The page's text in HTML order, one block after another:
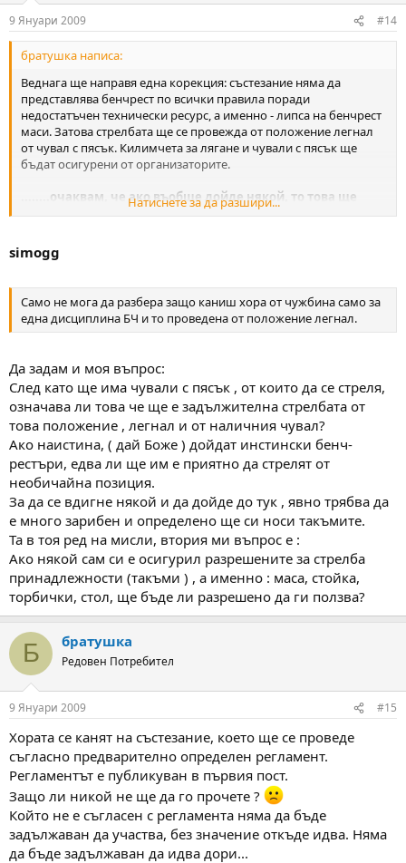
9 Януари 2009 #14
братушка написа:
Веднага ще направя една корекция: състезание няма да
представлява бенчрест по всички правила поради
недостатъчен технически ресурс, а именно - липса на бенчрест
маси. Затова стрелбата ще се провежда от положение легнал
от чувал с пясък. Килимчета за лягане и чували с пясък ще
бъдат осигурени от организаторите.
........очаквам, че ако въобще дойде някой, то това ще
бъдат баш бенчрестери.
Натиснете за да разшири...
simogg
Само не мога да разбера защо каниш хора от чужбина само за
една дисциплина БЧ и то проведена от положение легнал.
Да задам и моя въпрос:
След като ще има чували с пясък , от които да се стреля,
означава ли това че ще е задължителна стрелбата от
това положение , легнал и от наличния чувал?
Ако наистина, ( дай Боже ) дойдат инстински бенч-
рестъри, едва ли ще им е приятно да стрелят от
необичайна позиция.
За да се вдигне някой и да дойде до тук , явно трябва да
е много зарибен и определено ще си носи такъмите.
Та в тоя ред на мисли, втория ми въпрос е :
Ако някой сам си е осигурил разрешените за стрелба
принадлежности (такъми ) , а именно : маса, стойка,
торбички, стол, ще бъде ли разрешено да ги ползва?
Б братушка
Редовен Потребител
9 Януари 2009 #15
Хората се канят на състезание, което ще се проведе
съгласно предварително определен регламент.
Регламентът е публикуван в първия пост.
Защо ли никой не ще да го прочете ?
Който не е съгласен с регламента няма да бъде
задължаван да участва, без значение откъде идва. Няма
да бъде задължаван да идва дори...